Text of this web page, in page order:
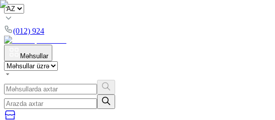
(012) 924
Məhsullar